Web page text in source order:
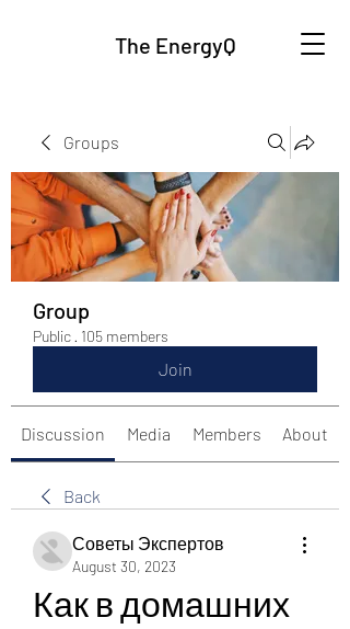
The EnergyQ
Groups
Group
Public · 105 members
Join
Discussion Media Members About
Back
Советы Экспертов
August 30, 2023
Как в домашних